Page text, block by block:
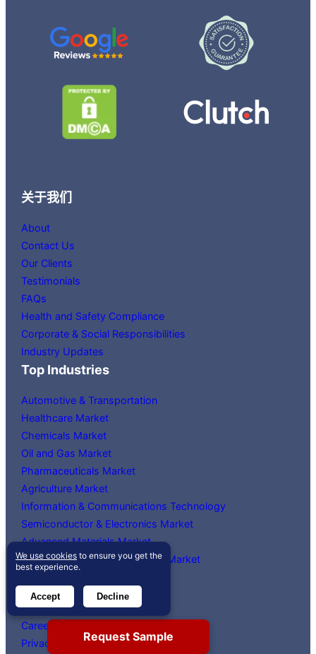
Request Sample
关于我们
About
Contact Us
Our Clients
Testimonials
FAQs
Health and Safety Compliance
Corporate & Social Responsibilities
Industry Updates
Top Industries
Automotive & Transportation
Healthcare Market
Chemicals Market
Oil and Gas Market
Pharmaceuticals Market
Agriculture Market
Information & Communications Technology
Semiconductor & Electronics Market
Advanced Materials Market
Automation & Process Control Market
Case Studies
Careers
Privacy Policy
We use cookies to ensure you get the
best experience.
Accept Decline